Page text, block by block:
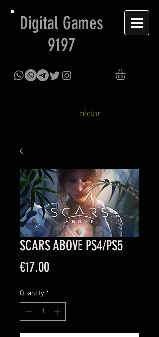
Digital Games
9197
Iniciar
SCARS ABOVE PS4/PS5
€17.00Price
Quantity *